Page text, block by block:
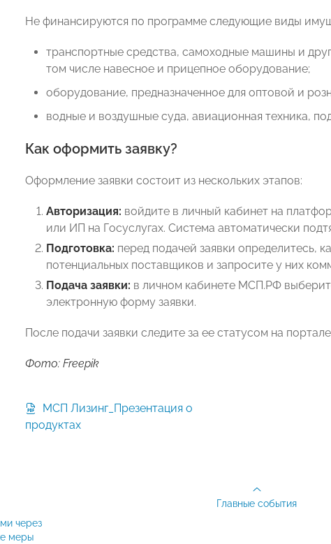
Не финансируются по программе следующие виды
транспортные средства, самоходные машины и
том числе навесное и прицепное оборудование;
оборудование, предназначенное для оптовой и
водные и воздушные суда, авиационная техника,
Как оформить заявку?
Оформление заявки состоит из нескольких этапов:
Авторизация: войдите в личный кабинет на
или ИП на Госуслугах. Система автоматически
Подготовка: перед подачей заявки определитесь,
потенциальных поставщиков и запросите у них
Подача заявки: в личном кабинете МСП.РФ
электронную форму заявки.
После подачи заявки следите за ее статусом на
Фото: Freepik
продуктах
через
меры
Главные события